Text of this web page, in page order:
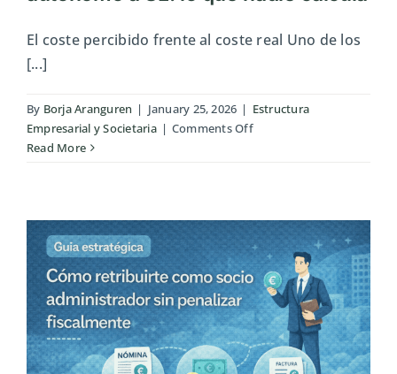
El coste percibido frente al coste real Uno de los
[...]
By Borja Aranguren | January 25, 2026 | Estructura
Empresarial y Societaria | Comments Offon
de
autónomo
a
SL:
lo
que
nadie
calcula
Read More